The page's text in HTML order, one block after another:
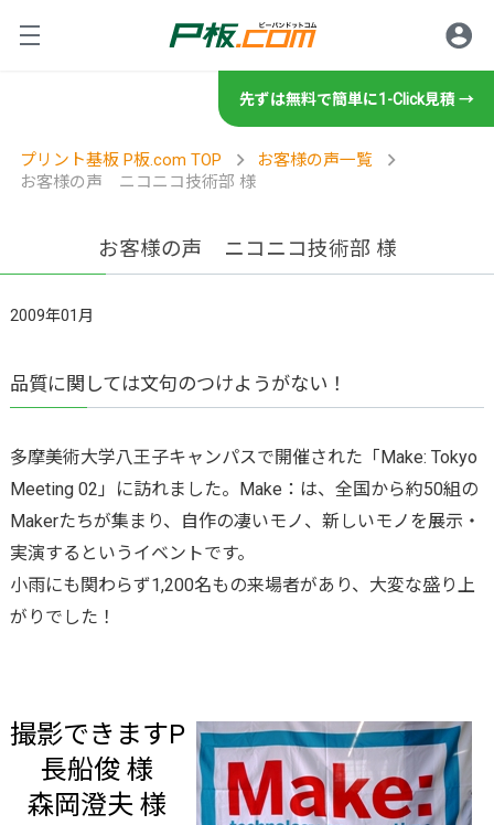
プリント基板の製造・設計・
実装ならP板.com
サービス紹介
基板設計
設計サービスの特徴
技術相談・事前データ確認
設計見積代行サービス
基板製造
製造サービスの特徴
製造工場案内
量産コース
特性インピーダンス制御基板
ビルドアップ基板
基板実装
実装サービスの特徴
実装サービスの流れ
実装工場案内
無償提供部品一覧
部品調達
部品調達
GUGEN Hub（オンライン調達）
開発量産支援
回路設計
割引
ボリュームディスカウント
会社割引
ハーネス加工サービス
メタルマスク製造サービス
初めてのお客様
初めてのお客様へ
商社・商社経由のお客様
商社のお客様へ
商社経由でのご注文について
操作方法・FAQ
ご注文の流れ
操作ガイド
よくある質問
ログインでお困りの方へ
お支払い・出荷
各種伝票発行
営業カレンダー
規格／仕様一覧
標準規格／仕様一覧
レポート
環境化学物質情報
発行書類・レポートなど
技術情報
プリント基板とは
テクニカルガイド
エレクトロニクスの確かな情報便
@ele
無料メールマガジン
セミナー
セミナースケジュール
ツール
部品リスト変換・管理
P板WEBチェッカー
ロ
ン
先ずは無料で簡単に1-Click見積 →
プリント基板 P板.com TOP
お客様の声一覧
お客様の声 ニコニコ技術部 様
お客様の声 ニコニコ技術部 様
2009年01月
品質に関しては文句のつけようがない！
多摩美術大学八王子キャンパスで開催された「Make: Tokyo
Meeting 02」に訪れました。Make：は、全国から約50組の
Makerたちが集まり、自作の凄いモノ、新しいモノを展示・
実演するというイベントです。
小雨にも関わらず1,200名もの来場者があり、大変な盛り上
がりでした！
撮影できますP
長船俊 様
森岡澄夫 様